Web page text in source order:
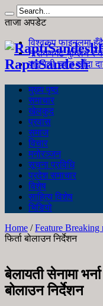
ताजा अपडेट
विश्वकप फाइनलमा
नारायणगढ-मुग्लिन र
जङ्गली च्याउ खाँदा
RaptiSandesh
मुख्य पृष्ठ
समाचार
खेलकुद
प्रवास
समाज
विचार
मनोरञ्जन
सूचना प्रविधि
प्रदेश समाचार
विशेष
साहित्य विशेष
भिडियो
Home /Feature Breaking
फिर्ता बोलाउन निर्देशन
बेलायती सेनामा
बोलाउन निर्देशन